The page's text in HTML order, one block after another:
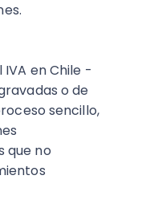
en Chile -
o de
sencillo,
que no